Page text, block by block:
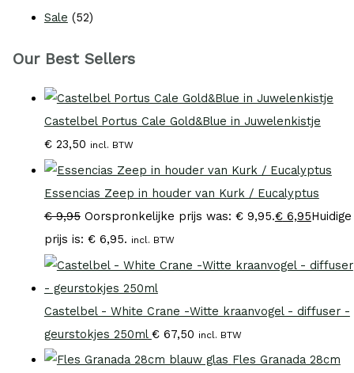
Sale (52)
Our Best Sellers
Castelbel Portus Cale Gold&Blue in Juwelenkistje
€23,50 incl. BTW
Essencias Zeep in houder van Kurk / Eucalyptus
€9,95 Oorspronkelijke prijs was: € 9,95.€6,95Huidige
prijs is: € 6,95. incl. BTW
Castelbel - White Crane -Witte kraanvogel - diffuser -
geurstokjes 250ml €67,50 incl. BTW
Fles Granada 28cm